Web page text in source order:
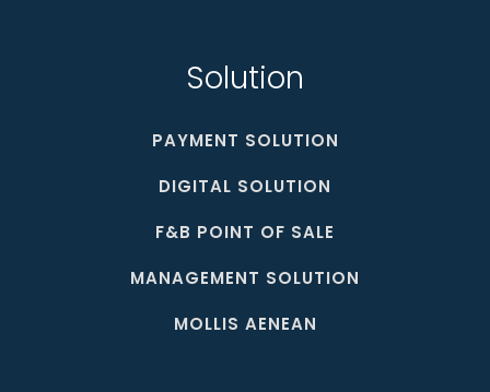
Solution
PAYMENT SOLUTION
DIGITAL SOLUTION
F&B POINT OF SALE
MANAGEMENT SOLUTION
MOLLIS AENEAN